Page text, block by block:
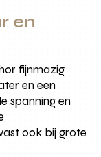
en
fijnmazig
en een
spanning en
ook bij grote